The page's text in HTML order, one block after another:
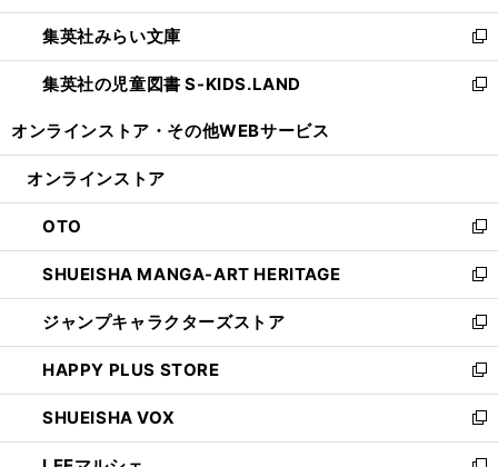
開
く
ウ
で
開
く
ン
ド
ウ
で
ウ
ィ
ン
ド
開
集英社みらい文庫
新
し
い
ン
ウ
で
開
く
集英社の児童図書 S-KIDS.LAND
新
ウ
ン
ド
ウ
で
開
く
オンラインストア・ その他WEBサービス
オンラインストア
OTO
新
し
い
ウ
ィ
ン
ド
ウ
で
開
SHUEISHA MANGA-ART HERITAGE
新
し
い
ウ
ィ
ン
ド
ウ
ジャンプキャラクターズストア
新
し
い
ウ
ィ
ン
HAPPY PLUS STORE
新
し
い
ウ
SHUEISHA VOX
新
し